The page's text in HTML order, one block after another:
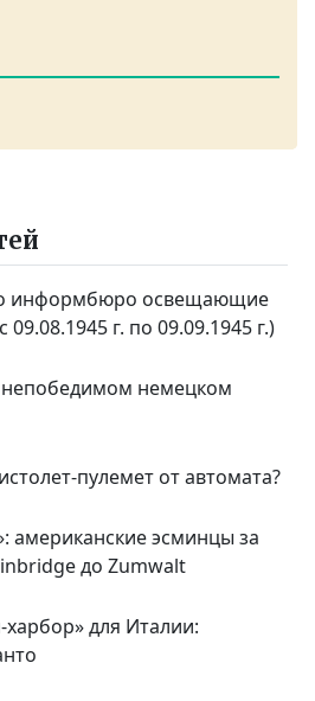
информбюро освещающие
г. по 09.09.1945 г.)
немецком
пулемет от автомата?
американские эсминцы за
до Zumwalt
для Италии: